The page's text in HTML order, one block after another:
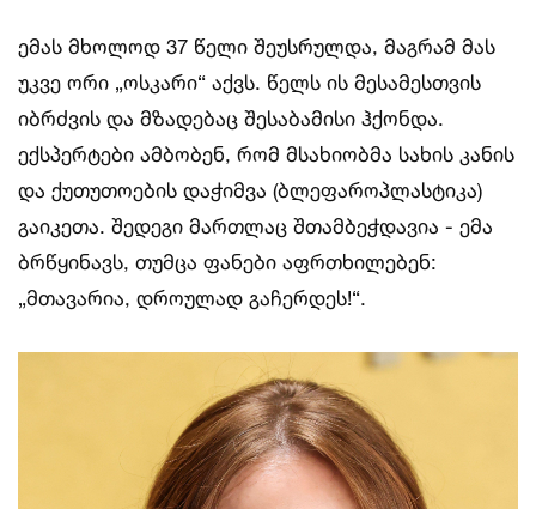
ემას მხოლოდ 37 წელი შეუსრულდა, მაგრამ მას
უკვე ორი „ოსკარი“ აქვს. წელს ის მესამესთვის
იბრძვის და მზადებაც შესაბამისი ჰქონდა.
ექსპერტები ამბობენ, რომ მსახიობმა სახის კანის
და ქუთუთოების დაჭიმვა (ბლეფაროპლასტიკა)
გაიკეთა. შედეგი მართლაც შთამბეჭდავია - ემა
ბრწყინავს, თუმცა ფანები აფრთხილებენ:
„მთავარია, დროულად გაჩერდეს!“.